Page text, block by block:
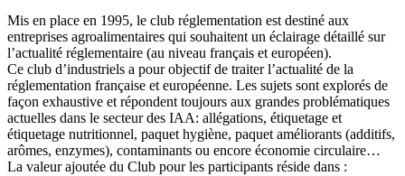
Mis en place en 1995, le club réglementation est destiné aux
entreprises agroalimentaires qui souhaitent un éclairage détaillé sur
l’actualité réglementaire (au niveau français et européen).
Ce club d’industriels a pour objectif de traiter l’actualité de la
réglementation française et européenne. Les sujets sont explorés de
façon exhaustive et répondent toujours aux grandes problématiques
actuelles dans le secteur des IAA: allégations, étiquetage et
étiquetage nutritionnel, paquet hygiène, paquet améliorants (additifs,
arômes, enzymes), contaminants ou encore économie circulaire…
La valeur ajoutée du Club pour les participants réside dans :